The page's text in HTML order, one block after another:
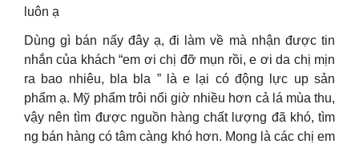
luôn ạ
Dùng gì bán nấy đây ạ, đi làm về mà nhận được tin
nhắn của khách “em ơi chị đỡ mụn rồi, e ơi da chị mịn
ra bao nhiêu, bla bla ” là e lại có động lực up sản
phẩm ạ. Mỹ phẩm trôi nổi giờ nhiều hơn cả lá mùa thu,
vậy nên tìm được nguồn hàng chất lượng đã khó, tìm
ng bán hàng có tâm càng khó hơn. Mong là các chị em